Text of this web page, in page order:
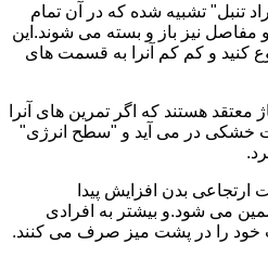
تنبل" تشبیه شده که در آن تمام
نیز باز و بسته می شوند.این
کنید و کم کم آنرا به قسمت های
هستند که اگر تمرین های آنرا
خشکی در می آید و "سطح انرژی"
ارتجاعی بدن افزایش پیدا
می شود.و بیشتر به افرادی
خود را در پشت میز صرف می کنند.